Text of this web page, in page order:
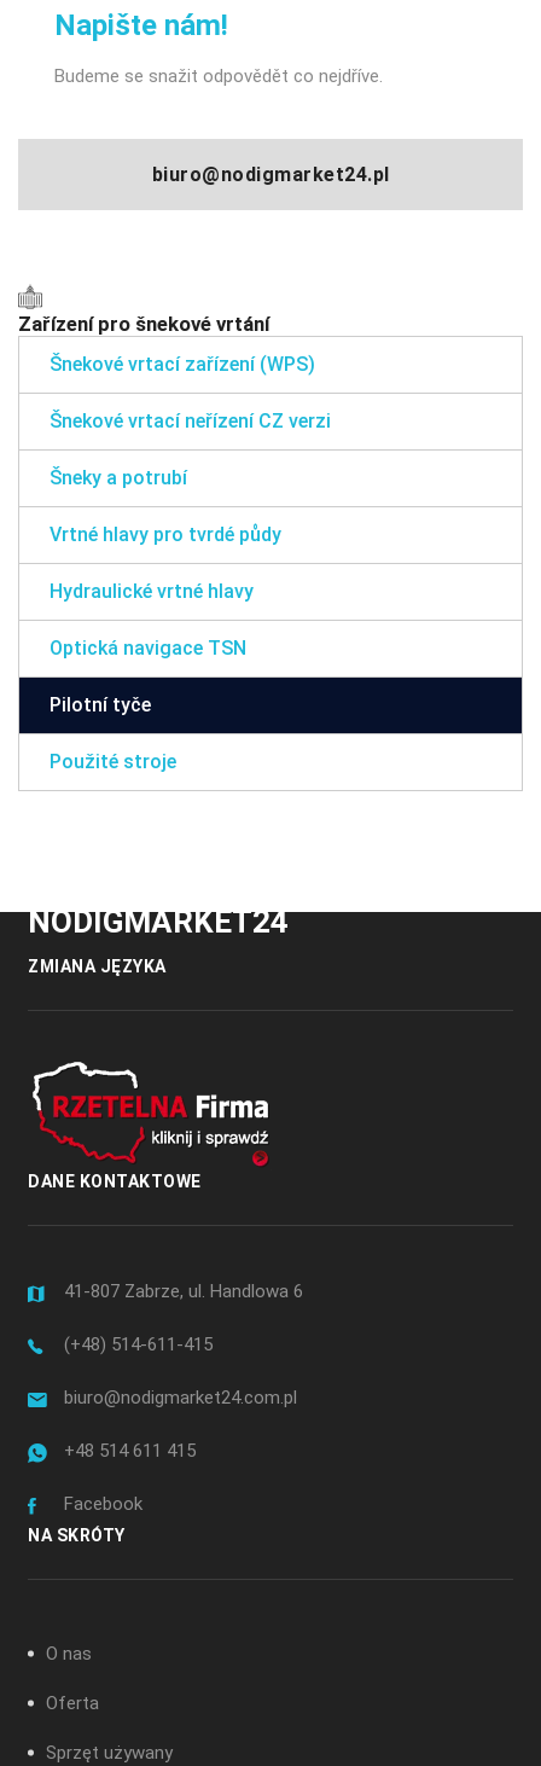
Napište nám!
Budeme se snažit odpovědět co nejdříve.
biuro@nodigmarket24.pl
Zařízení pro šnekové vrtání
Šnekové vrtací zařízení (WPS)
Šnekové vrtací neřízení CZ verzi
Šneky a potrubí
Vrtné hlavy pro tvrdé půdy
Hydraulické vrtné hlavy
Optická navigace TSN
Pilotní tyče
Použité stroje
NODIGMARKET24
ZMIANA JĘZYKA
DANE KONTAKTOWE
41-807 Zabrze, ul. Handlowa 6
(+48) 514-611-415
biuro@nodigmarket24.com.pl
+48 514 611 415
Facebook
NA SKRÓTY
O nas
Oferta
Sprzęt używany